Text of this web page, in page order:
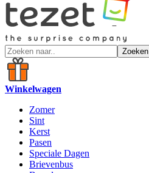
Zoeken
Winkelwagen
Zomer
Sint
Kerst
Pasen
Speciale Dagen
Brievenbus